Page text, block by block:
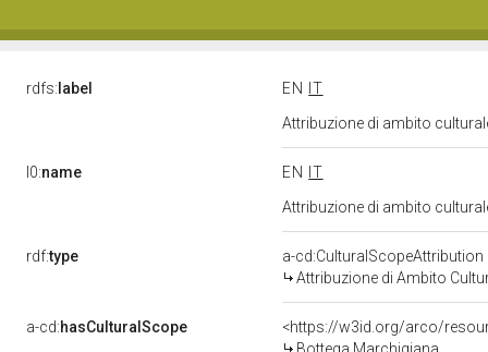
rdfs: label EN
IT
Attribuzione di ambito
l0:name EN
IT
Attribuzione di ambito
rdf:type
a-cd:CulturalScopeAttribution
Attribuzione di Ambito
a-cd:hasCulturalScope
<https://w3id.org/arco/